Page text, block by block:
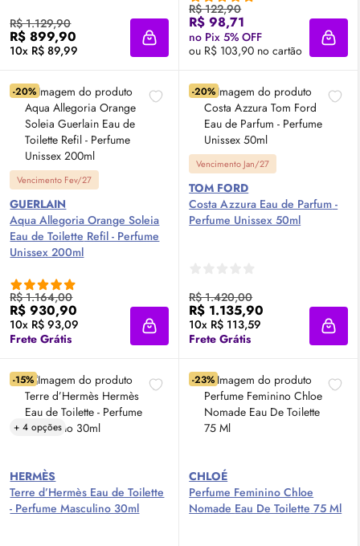
R$ 1.129,90
R$ 899,90
10x R$ 89,99 Adicionar à sacola
R$ 122,90
R$ 98,71
no Pix 5% OFF
ou R$ 103,90 no cartão
-20%
Vencimento Fev/27
GUERLAIN
Aqua Allegoria Orange Soleia
Eau de Toilette Refil - Perfume
Unissex 200ml
R$ 1.164,00
R$ 930,90
10x R$ 93,09
Frete Grátis
Adicionar à sacola
-20%
Vencimento Jan/27
TOM FORD
Costa Azzura Eau de Parfum -
Perfume Unissex 50ml
R$ 1.420,00
R$ 1.135,90
10x R$ 113,59
Frete Grátis
-15%
+ 4 opções
HERMÈS
Terre d’Hermès Eau de Toilette
- Perfume Masculino 30ml
-23%
CHLOÉ
Perfume Feminino Chloe
Nomade Eau De Toilette 75 Ml